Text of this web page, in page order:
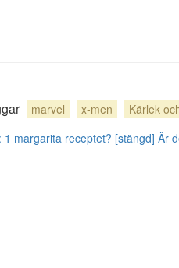
marvel x-men Kärlek
margarita receptet? [stängd] Är